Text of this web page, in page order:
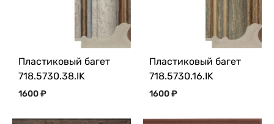
Пластиковый багет
718.5730.38.IK
1600₽
Пластиковый багет
718.5730.16.IK
1600₽